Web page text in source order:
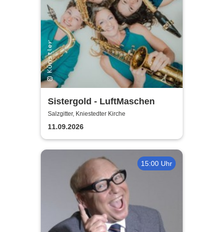
Sistergold - LuftMaschen
Salzgitter, Kniestedter Kirche
11.09.2026
15:00 Uhr